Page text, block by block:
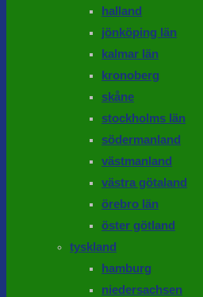
halland
jönköping län
kalmar län
kronoberg
skåne
stockholms län
södermanland
västmanland
västra götaland
örebro län
öster götland
tyskland
hamburg
niedersachsen